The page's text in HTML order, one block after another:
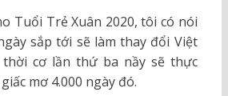
Tuổi Trẻ Xuân 2020, tôi có nói
sắp tới sẽ làm thay đổi Việt
thời cơ lần thứ ba nầy sẽ thực
mơ 4.000 ngày đó.